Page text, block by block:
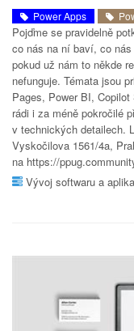
Power Apps
Pojďme se pravidelně
co nás na ní baví, co
pokud už nám to někde
nefunguje. Témata jsou
Pages, Power BI,
rádi i za méně pokročilé
v technických detailech.
Vyskočilova 1561/4a,
na https://
Vývoj softwaru a